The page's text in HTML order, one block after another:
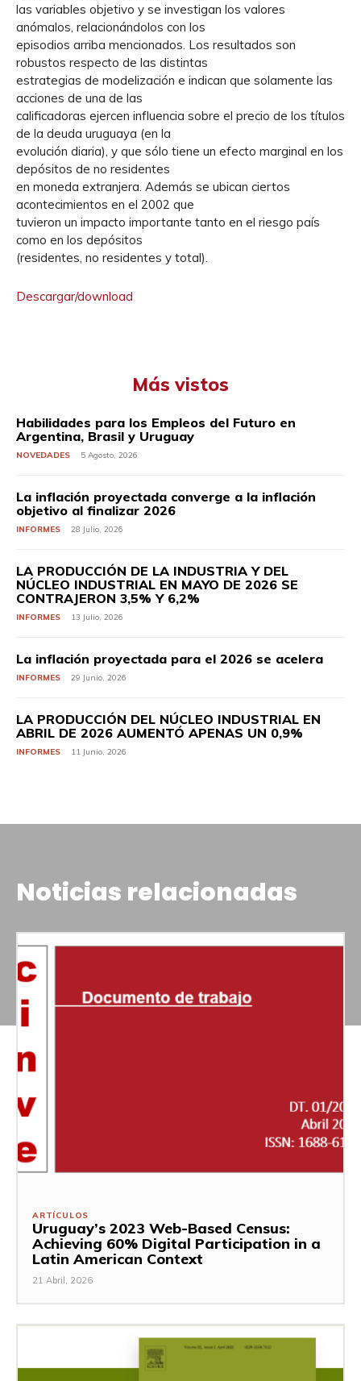
las variables objetivo y se investigan los valores
anómalos, relacionándolos con los
episodios arriba mencionados. Los resultados son
robustos respecto de las distintas
estrategias de modelización e indican que solamente las
acciones de una de las
calificadoras ejercen influencia sobre el precio de los títulos
de la deuda uruguaya (en la
evolución diaria), y que sólo tiene un efecto marginal en los
depósitos de no residentes
en moneda extranjera. Además se ubican ciertos
acontecimientos en el 2002 que
tuvieron un impacto importante tanto en el riesgo país
como en los depósitos
(residentes, no residentes y total).
Descargar/download
Más vistos
Habilidades para los Empleos del Futuro en
Argentina, Brasil y Uruguay
NOVEDADES 5 Agosto, 2026
La inflación proyectada converge a la inflación
objetivo al finalizar 2026
INFORMES 28 Julio, 2026
LA PRODUCCIÓN DE LA INDUSTRIA Y DEL
NÚCLEO INDUSTRIAL EN MAYO DE 2026 SE
CONTRAJERON 3,5% Y 6,2%
INFORMES 13 Julio, 2026
La inflación proyectada para el 2026 se acelera
INFORMES 29 Junio, 2026
LA PRODUCCIÓN DEL NÚCLEO INDUSTRIAL EN
ABRIL DE 2026 AUMENTÓ APENAS UN 0,9%
INFORMES 11 Junio, 2026
Noticias relacionadas
ARTÍCULOS
Uruguay’s 2023 Web-Based Census:
Achieving 60% Digital Participation in a
Latin American Context
21 Abril, 2026